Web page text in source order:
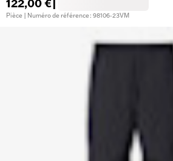
122,00 €
Pièce | Numéro de référence : 98106-23VM